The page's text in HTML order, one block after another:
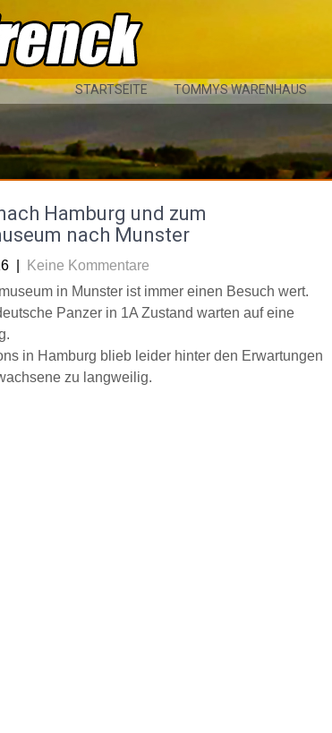
STARTSEITE TOMMYS WARENHAUS
Hamburg und zum
nach Munster
Keine Kommentare
in Munster ist immer einen Besuch wert.
Panzer in 1A Zustand warten auf eine
in Hamburg blieb leider hinter den Erwartungen
zu langweilig.